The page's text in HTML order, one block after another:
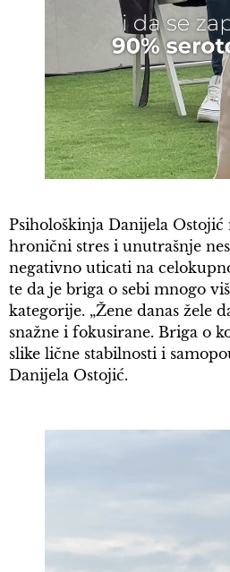
Psihološkinja Danijela Ostojić
hronični stres i unutrašnje
negativno uticati na
te da je briga o sebi mnogo
kategorije. „Žene danas žele
snažne i fokusirane. Briga o
slike lične stabilnosti i
Danijela Ostojić.